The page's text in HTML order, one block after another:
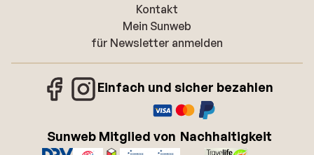
Kontakt
Mein Sunweb
für Newsletter anmelden
Einfach und sicher bezahlen
Sunweb Mitglied von Nachhaltigkeit